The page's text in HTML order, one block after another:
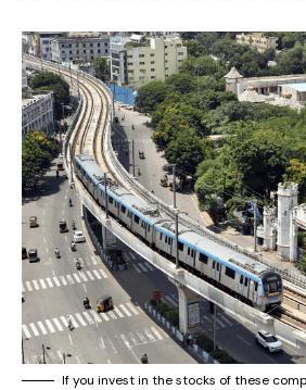
If you invest in the stocks of these